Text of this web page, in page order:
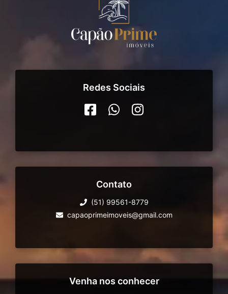
Redes Sociais
Contato
(51) 99561-8779
capaoprimeimoveis@gmail.com
Venha nos conhecer